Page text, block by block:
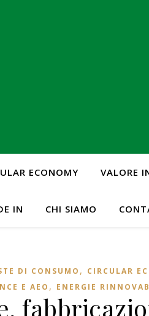
ECONOMY VALORE
IN CHI SIAMO
DI CONSUMO , CIRCULAR
E AEO , ENERGIE